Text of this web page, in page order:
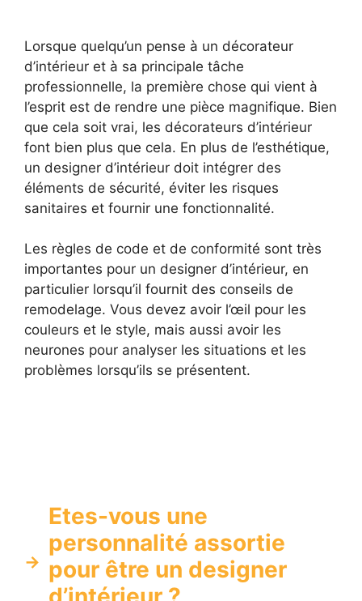
Lorsque quelqu’un pense à un décorateur
d’intérieur et à sa principale tâche
professionnelle, la première chose qui vient à
l’esprit est de rendre une pièce magnifique. Bien
que cela soit vrai, les décorateurs d’intérieur
font bien plus que cela. En plus de l’esthétique,
un designer d’intérieur doit intégrer des
éléments de sécurité, éviter les risques
sanitaires et fournir une fonctionnalité.
Les règles de code et de conformité sont très
importantes pour un designer d’intérieur, en
particulier lorsqu’il fournit des conseils de
remodelage. Vous devez avoir l’œil pour les
couleurs et le style, mais aussi avoir les
neurones pour analyser les situations et les
problèmes lorsqu’ils se présentent.
Etes-vous une
personnalité assortie
pour être un designer